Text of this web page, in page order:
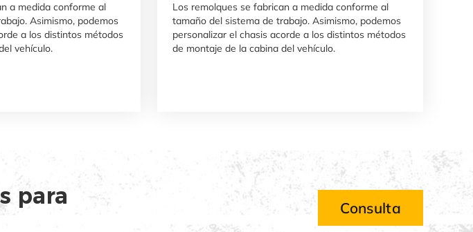
a medida conforme al
Asimismo, podemos
a los distintos métodos
vehículo.
Los remolques se fabrican a medida conforme al
tamaño del sistema de trabajo. Asimismo, podemos
personalizar el chasis acorde a los distintos métodos
de montaje de la cabina del vehículo.
para
Consulta